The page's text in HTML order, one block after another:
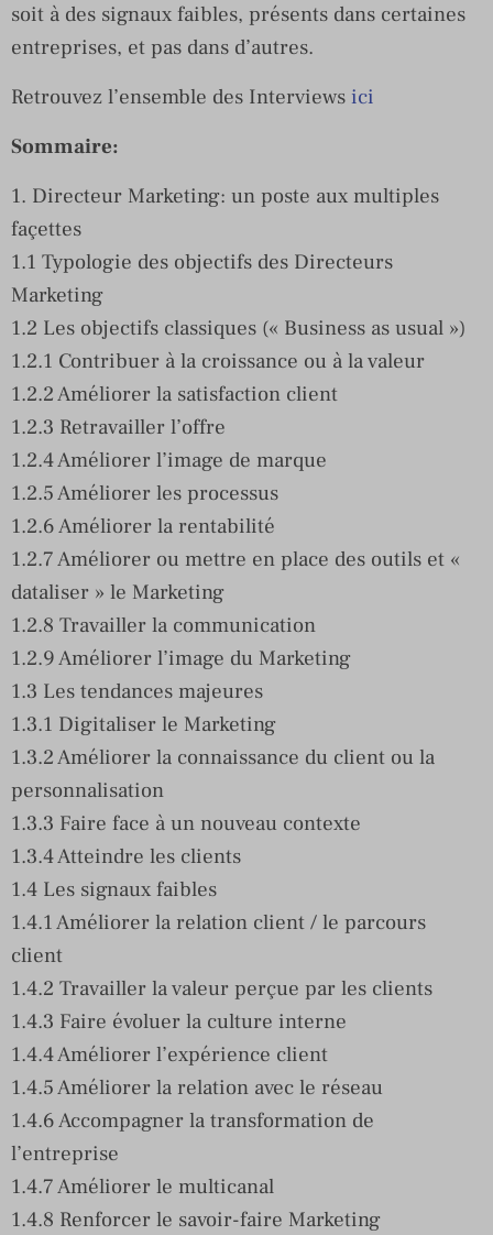
soit à des signaux faibles, présents dans certaines
entreprises, et pas dans d’autres.
Retrouvez l’ensemble des Interviews ici
Sommaire:
1. Directeur Marketing: un poste aux multiples
façettes
1.1 Typologie des objectifs des Directeurs
Marketing
1.2 Les objectifs classiques (« Business as usual »)
1.2.1 Contribuer à la croissance ou à la valeur
1.2.2 Améliorer la satisfaction client
1.2.3 Retravailler l’offre
1.2.4 Améliorer l’image de marque
1.2.5 Améliorer les processus
1.2.6 Améliorer la rentabilité
1.2.7 Améliorer ou mettre en place des outils et «
dataliser » le Marketing
1.2.8 Travailler la communication
1.2.9 Améliorer l’image du Marketing
1.3 Les tendances majeures
1.3.1 Digitaliser le Marketing
1.3.2 Améliorer la connaissance du client ou la
personnalisation
1.3.3 Faire face à un nouveau contexte
1.3.4 Atteindre les clients
1.4 Les signaux faibles
1.4.1 Améliorer la relation client / le parcours
client
1.4.2 Travailler la valeur perçue par les clients
1.4.3 Faire évoluer la culture interne
1.4.4 Améliorer l’expérience client
1.4.5 Améliorer la relation avec le réseau
1.4.6 Accompagner la transformation de
l’entreprise
1.4.7 Améliorer le multicanal
1.4.8 Renforcer le savoir-faire Marketing